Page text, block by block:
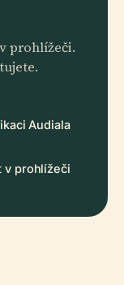
prohlížeči.
Audiala
v prohlížeči